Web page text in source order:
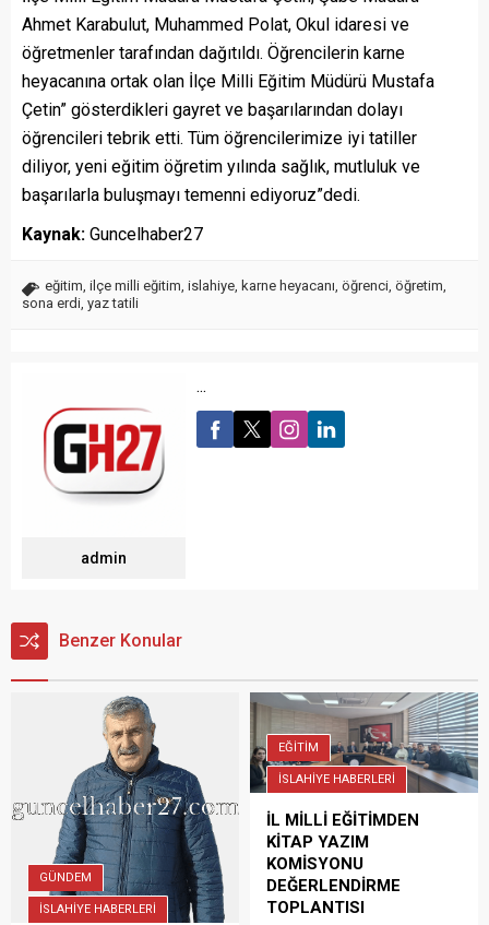
Ahmet Karabulut, Muhammed Polat, Okul idaresi ve
öğretmenler tarafından dağıtıldı. Öğrencilerin karne
heyacanına ortak olan İlçe Milli Eğitim Müdürü Mustafa
Çetin” gösterdikleri gayret ve başarılarından dolayı
öğrencileri tebrik etti. Tüm öğrencilerimize iyi tatiller
diliyor, yeni eğitim öğretim yılında sağlık, mutluluk ve
başarılarla buluşmayı temenni ediyoruz”dedi.
Kaynak: Guncelhaber27
eğitim, ilçe milli eğitim, islahiye, karne heyacanı, öğrenci, öğretim,
sona erdi, yaz tatili
admin
...
Benzer Konular
GÜNDEM
İSLAHİYE HABERLERİ
EĞİTİM
İSLAHİYE HABERLERİ
İL MİLLİ EĞİTİMDEN
KİTAP YAZIM
KOMİSYONU
DEĞERLENDİRME
TOPLANTISI